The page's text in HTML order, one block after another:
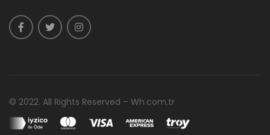
© 2022. All Rights Reserved – Wh.com.tr